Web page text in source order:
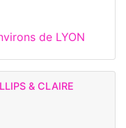
de LYON
& CLAIRE